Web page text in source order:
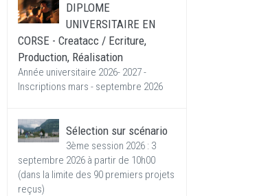
DIPLOME
UNIVERSITAIRE EN
CORSE - Creatacc / Ecriture,
Production, Réalisation
Année universitaire 2026- 2027 -
Inscriptions mars - septembre 2026
Sélection sur scénario
3ème session 2026 : 3
septembre 2026 à partir de 10h00
(dans la limite des 90 premiers projets
reçus)